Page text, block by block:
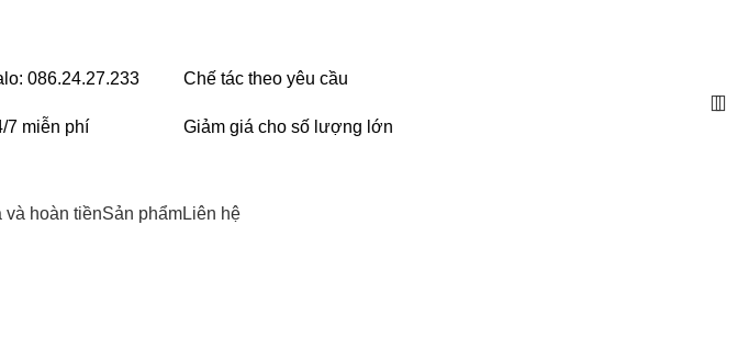
086.24.27.233
7 miễn phí
Chế tác theo yêu cầu
Giảm giá cho số lượng lớn
và hoàn tiềnSản phẩmLiên hệ